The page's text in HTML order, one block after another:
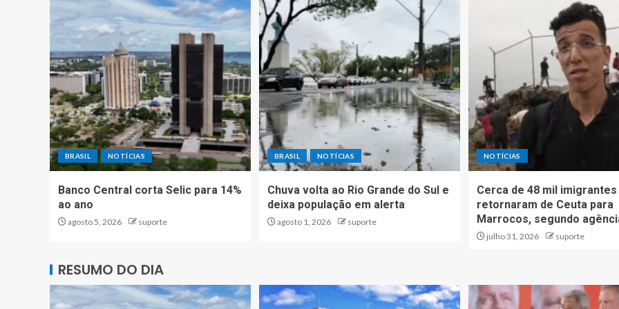
BRASIL NOTÍCIAS
Banco Central corta Selic para 14%
ao ano
agosto 5, 2026 suporte
BRASIL NOTÍCIAS
Chuva volta ao Rio Grande do Sul e
deixa população em alerta
agosto 1, 2026 suporte
NOTÍCIAS
Cerca de 48 mil imigrantes
retornaram de Ceuta para
Marrocos, segundo
julho 31, 2026 suporte
RESUMO DO DIA